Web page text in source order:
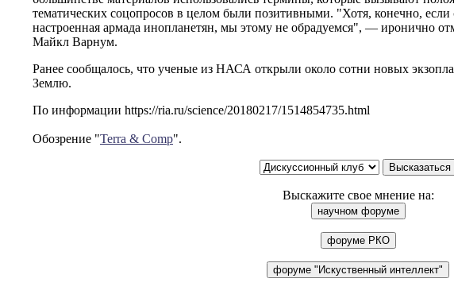
тематических соцопросов в целом были позитивными. "Хотя, конечно,
настроенная армада инопланетян, мы этому не обрадуемся", — иронично
Майкл Варнум.
Ранее сообщалось, что ученые из НАСА открыли около сотни новых
Землю.
По информации https://ria.ru/science/20180217/1514854735.html
Обозрение "Terra & Comp".
Выскажите свое мнение на: